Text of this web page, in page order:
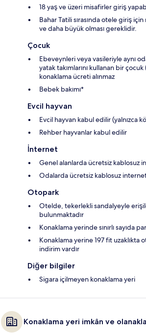
18 yaş ve üzeri misafirler giriş
Bahar Tatili sırasında otele giriş
ve daha büyük olması gereklidir.
Çocuk
Ebeveynleri veya vasileriyle aynı
yatak takımlarını kullanan bir
konaklama ücreti alınmaz
Bebek bakımı*
Evcil hayvan
Evcil hayvan kabul edilir (yalnızca
Rehber hayvanlar kabul edilir
İnternet
Genel alanlarda ücretsiz kablosuz
Odalarda ücretsiz kablosuz
Otopark
Otelde, tekerlekli sandalyeyle
bulunmaktadır
Konaklama yerinde sınırlı sayıda
Konaklama yerine 197 fit uzaklıkta
indirim vardır
Diğer bilgiler
Sigara içilmeyen konaklama yeri
Konaklama yeri imkân ve